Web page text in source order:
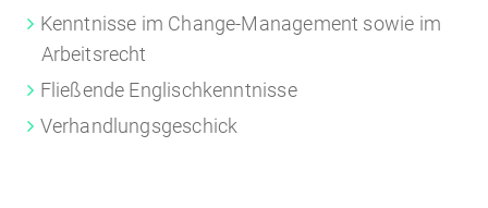
Kenntnisse im Change-Management sowie im
Arbeitsrecht
Fließende Englischkenntnisse
Verhandlungsgeschick